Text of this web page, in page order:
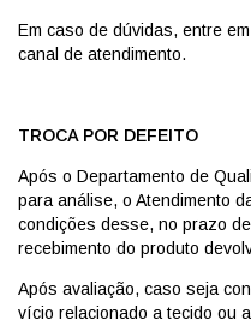
Em caso de dúvidas, entre
canal de atendimento.
TROCA POR DEFEITO
Após o Departamento de
para análise, o Atendimento
condições desse, no prazo
recebimento do produto
Após avaliação, caso seja
vício relacionado a tecido ou